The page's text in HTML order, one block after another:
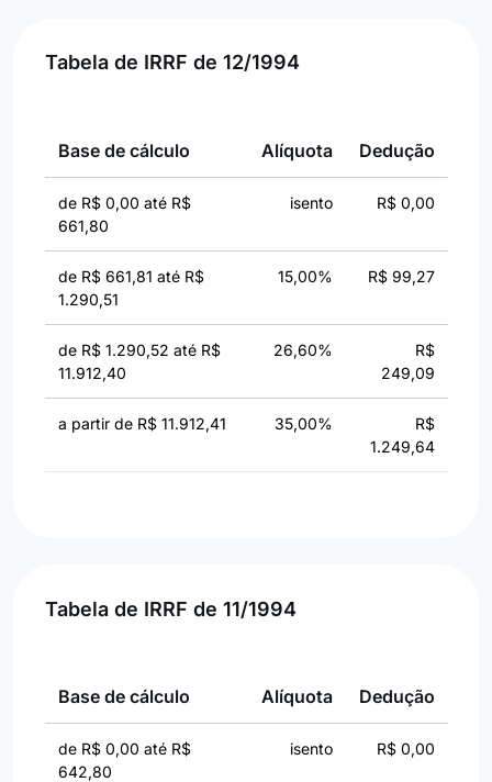
Tabela de IRRF de 12/1994
Base de cálculo Alíquota Dedução
de R$ 0,00 até R$
661,80
isento R$ 0,00
de R$ 661,81 até R$
1.290,51
15,00% R$ 99,27
de R$ 1.290,52 até R$
11.912,40
26,60%
R$
249,09
a partir de R$ 11.912,41 35,00%
R$
1.249,64
Tabela de IRRF de 11/1994
Base de cálculo Alíquota Dedução
de R$ 0,00 até R$
642,80
isento R$ 0,00